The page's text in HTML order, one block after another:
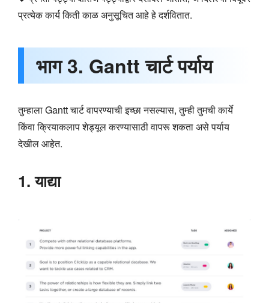
प्रत्येक कार्य किती काळ अनुसूचित आहे हे दर्शवितात.
भाग 3. Gantt चार्ट पर्याय
तुम्‍हाला Gantt चार्ट वापरण्‍याची इच्‍छा नसल्‍यास, तुम्‍ही तुमची कार्ये
किंवा क्रियाकलाप शेड्यूल करण्‍यासाठी वापरू शकता असे पर्याय
देखील आहेत.
1. याद्या